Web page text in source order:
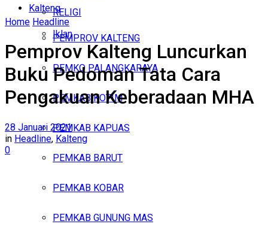
RELIGI
Iklan
Jumat, Agustus 7, 2026
Kalteng
PEMPROV KALTENG
PEMKO PALANGKARAYA
PEMKAB KOTIM
PEMKAB KAPUAS
PEMKAB BARUT
PEMKAB KOBAR
PEMKAB GUNUNG MAS
Home Headline
Pemprov Kalteng Luncurkan
Buku Pedoman Tata Cara
Pengakuan Keberadaan MHA
28 Januari 2021
in Headline, Kalteng
0